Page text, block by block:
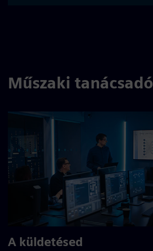
Műszaki tanácsadó
A küldetésed